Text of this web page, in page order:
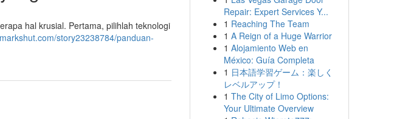
hal krusial. Pertama, pilihlah teknologi
story23238784/panduan-
Repair: Expert Services Y...
1 Reaching The Team
1 A Reign of a Huge Warrior
1 Alojamiento Web en
México: Guía Completa
1 日本語学習ゲーム：楽しく
レベルアップ！
1 The City of Limo Options:
Your Ultimate Overview